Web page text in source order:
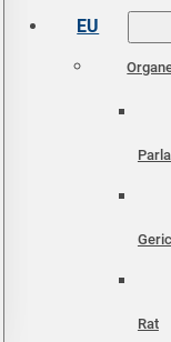
EU
Rat